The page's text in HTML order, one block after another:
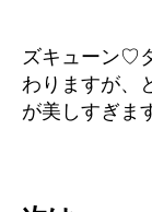
ズキューン♡
わりますが、
が美しすぎま